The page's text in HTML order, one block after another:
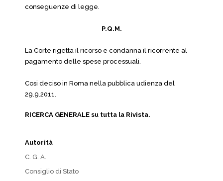
conseguenze di legge.
P.Q.M.
La Corte rigetta il ricorso e condanna il ricorrente al
pagamento delle spese processuali.
Cosi deciso in Roma nella pubblica udienza del
29.9.2011.
RICERCA GENERALE su tutta la Rivista.
Autorità
C. G. A.
Consiglio di Stato